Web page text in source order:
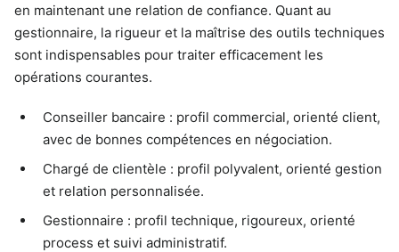
en maintenant une relation de confiance. Quant au
gestionnaire, la rigueur et la maîtrise des outils techniques
sont indispensables pour traiter efficacement les
opérations courantes.
Conseiller bancaire : profil commercial, orienté client,
avec de bonnes compétences en négociation.
Chargé de clientèle : profil polyvalent, orienté gestion
et relation personnalisée.
Gestionnaire : profil technique, rigoureux, orienté
process et suivi administratif.